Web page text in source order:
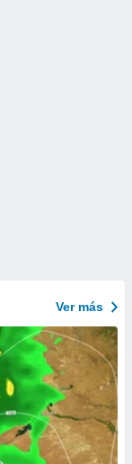
Ver más